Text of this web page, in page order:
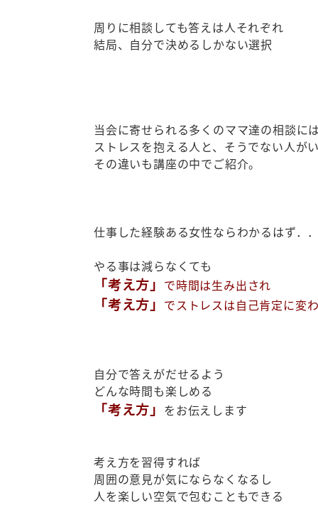
周りに相談しても答えは人それぞれ
結局、自分で決めるしかない選択
当会に寄せられる多くのママ達の相談には
ストレスを抱える人と、そうでない人が
その違いも講座の中でご紹介。
仕事した経験ある女性ならわかるはず．．
やる事は減らなくても
「考え方」 で時間は生み出され
「考え方」 でストレスは自己肯定に変
自分で答えがだせるよう
どんな時間も楽しめる
「考え方」 をお伝えします
考え方を習得すれば
周囲の意見が気にならなくなるし
人を楽しい空気で包むこともできる